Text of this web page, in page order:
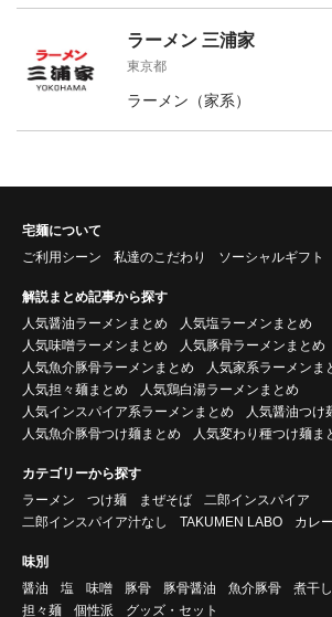
ラーメン 三浦家
東京都
ラーメン（家系）
宅麺について
ご利用シーン
私達のこだわり ソーシャルギフト
解説まとめ記事から探す
人気醤油ラーメンまとめ
人気塩ラーメンまとめ
人気味噌ラーメンまとめ
人気豚骨ラーメンまとめ
人気魚介豚骨ラーメンまとめ
人気家系ラーメンま
人気担々麺まとめ
人気鶏白湯ラーメンまとめ
人気インスパイア系ラーメンまとめ
人気醤油つけ
人気魚介豚骨つけ麺まとめ
人気変わり種つけ麺ま
カテゴリーから探す
ラーメン
つけ麺 まぜそば
二郎インスパイア
二郎インスパイア汁なし
TAKUMEN LABO カレー
味別
醤油
塩 味噌 豚骨 豚骨醤油 魚介豚骨 煮干し
担々麺
個性派 グッズ・セット